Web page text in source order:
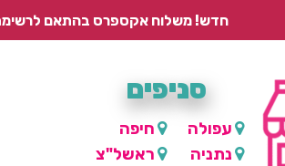
חדש! משלוח אקספרס בהתאם לרשימת היישובים – עד 2 ימי עסקים, ועד 4 ימי עסקים למוצרים
סניפים
עפולה
חיפה
נתניה
ראשל"צ